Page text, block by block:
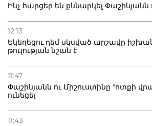
Ինչ հարցեր են քննարկել
12:13
Եկեղեցու դեմ սկսված արշավը
թուլության նշան է
11:47
Փաշինյանն ու Միշուստինը "ոտքի
ունեցել
11:43